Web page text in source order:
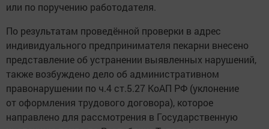
или по поручению работодателя.
По результатам проведённой проверки в адрес
индивидуального предпринимателя пекарни внесено
представление об устранении выявленных нарушений,
также возбуждено дело об административном
правонарушении по ч.4 ст.5.27 КоАП РФ (уклонение
от оформления трудового договора), которое
направлено для рассмотрения в Государственную